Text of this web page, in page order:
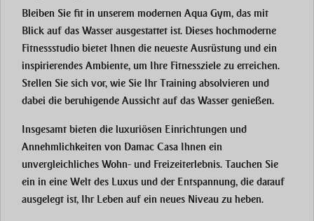
Bleiben Sie fit in unserem modernen Aqua Gym, das mit
Blick auf das Wasser ausgestattet ist. Dieses hochmoderne
Fitnessstudio bietet Ihnen die neueste Ausrüstung und ein
inspirierendes Ambiente, um Ihre Fitnessziele zu erreichen.
Stellen Sie sich vor, wie Sie Ihr Training absolvieren und
dabei die beruhigende Aussicht auf das Wasser genießen.
Insgesamt bieten die luxuriösen Einrichtungen und
Annehmlichkeiten von Damac Casa Ihnen ein
unvergleichliches Wohn- und Freizeiterlebnis. Tauchen Sie
ein in eine Welt des Luxus und der Entspannung, die darauf
ausgelegt ist, Ihr Leben auf ein neues Niveau zu heben.